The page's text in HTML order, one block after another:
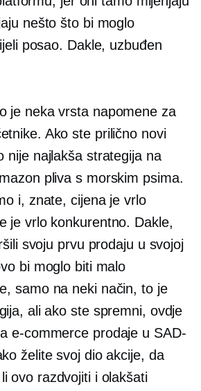
nešto što bi moglo
posao. Dakle, uzbuđen
je neka vrsta napomene za
Ako ste prilično novi
nije najlakša strategija na
pliva s morskim psima.
i, znate, cijena je vrlo
je vrlo konkurentno. Dakle,
svoju prvu prodaju u svojoj
bi moglo biti malo
samo na neki način, to je
ali ako ste spremni, ovdje
e-commerce prodaje u SAD-
želite svoj dio akcije, da
ovo razdvojiti i olakšati